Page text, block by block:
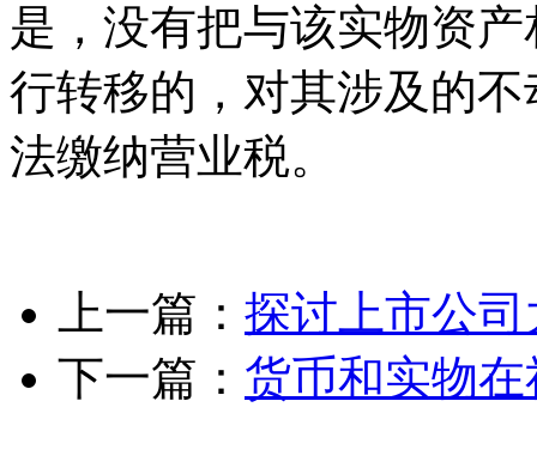
是，没有把与该实物资
行转移的，对其涉及的
法缴纳营业税。
上一篇： 探讨上市公
下一篇： 货币和实物